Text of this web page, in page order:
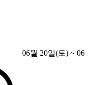
06월 20일(토) ~ 06